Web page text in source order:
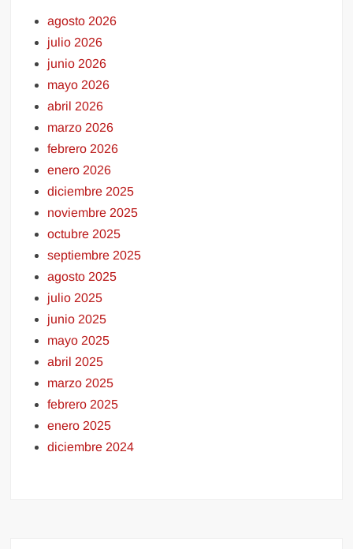
agosto 2026
julio 2026
junio 2026
mayo 2026
abril 2026
marzo 2026
febrero 2026
enero 2026
diciembre 2025
noviembre 2025
octubre 2025
septiembre 2025
agosto 2025
julio 2025
junio 2025
mayo 2025
abril 2025
marzo 2025
febrero 2025
enero 2025
diciembre 2024